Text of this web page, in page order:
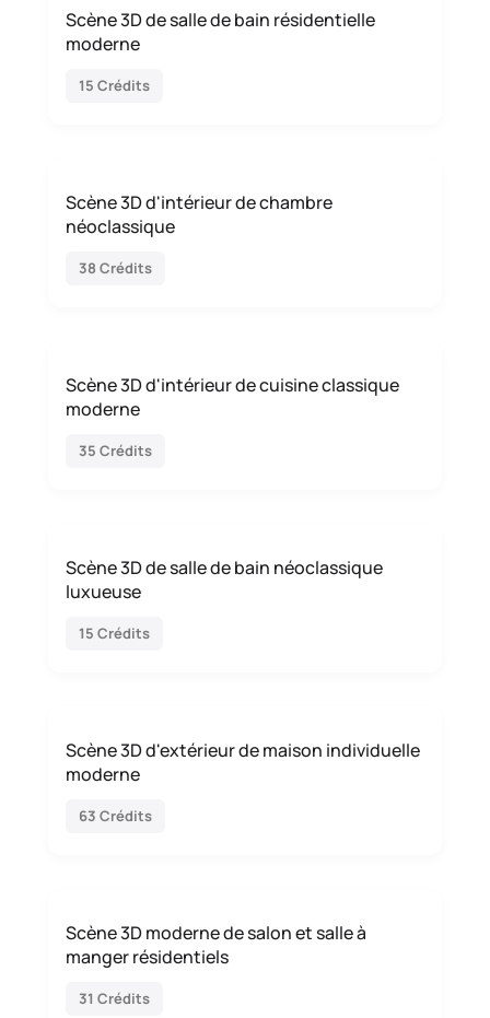
Scène 3D de salle de bain résidentielle
moderne
15 Crédits
Scène 3D d'intérieur de chambre
néoclassique
38 Crédits
Scène 3D d'intérieur de cuisine classique
moderne
35 Crédits
Scène 3D de salle de bain néoclassique
luxueuse
15 Crédits
Scène 3D d'extérieur de maison individuelle
moderne
63 Crédits
Scène 3D moderne de salon et salle à
manger résidentiels
31 Crédits